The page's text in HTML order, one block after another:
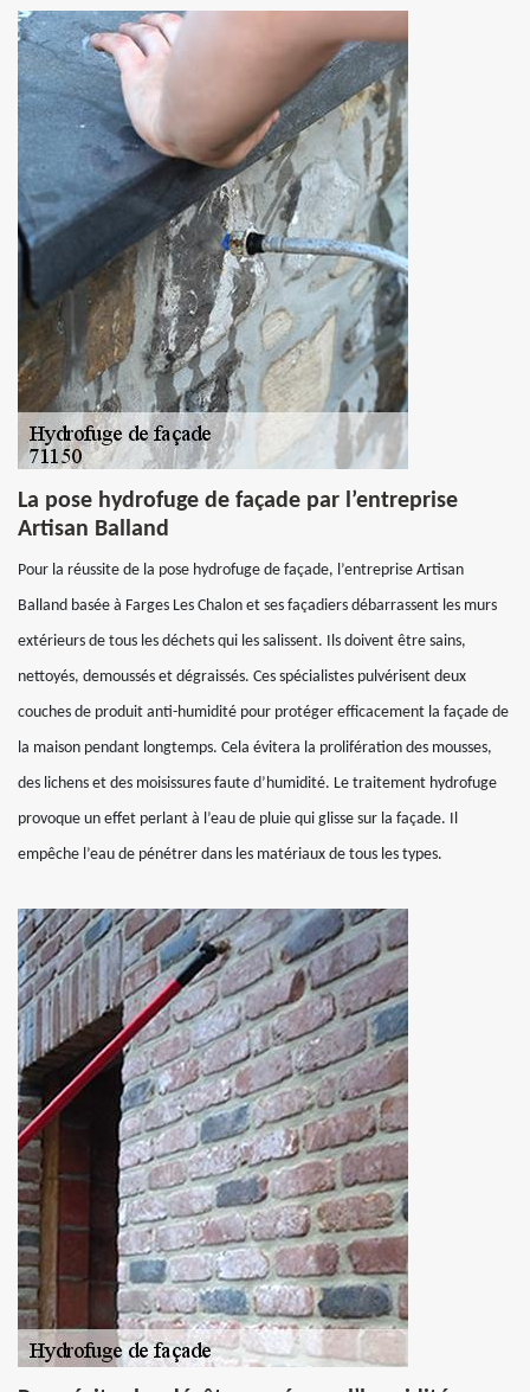
La pose hydrofuge de façade par l’entreprise
Artisan Balland
Pour la réussite de la pose hydrofuge de façade, l’entreprise Artisan
Balland basée à Farges Les Chalon et ses façadiers débarrassent les murs
extérieurs de tous les déchets qui les salissent. Ils doivent être sains,
nettoyés, demoussés et dégraissés. Ces spécialistes pulvérisent deux
couches de produit anti-humidité pour protéger efficacement la façade de
la maison pendant longtemps. Cela évitera la prolifération des mousses,
des lichens et des moisissures faute d’humidité. Le traitement hydrofuge
provoque un effet perlant à l’eau de pluie qui glisse sur la façade. Il
empêche l’eau de pénétrer dans les matériaux de tous les types.